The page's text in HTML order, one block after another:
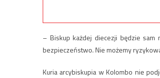
– Biskup każdej diecezji będzie sam
bezpieczeństwo. Nie możemy
Kuria arcybiskupia w Kolombo nie